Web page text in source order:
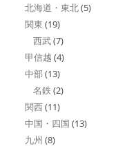
北海道・東北(5)
関東 (19)
西武(7)
甲信越 (4)
中部 (13)
名鉄 (2)
関西(11)
中国・四国 (13)
九州 (8)